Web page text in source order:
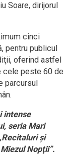
Soare, dirijorul
cinci
pentru publicul
oferind astfel
cele peste 60 de
parcursul
intense
seria Mari
şi
Nopţii”.